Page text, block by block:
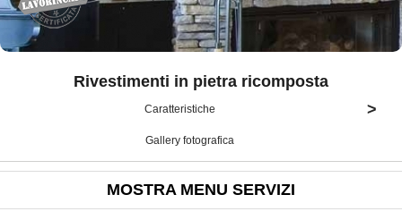
Rivestimenti in pietra ricomposta
Caratteristiche >
Gallery fotografica
MOSTRA MENU SERVIZI